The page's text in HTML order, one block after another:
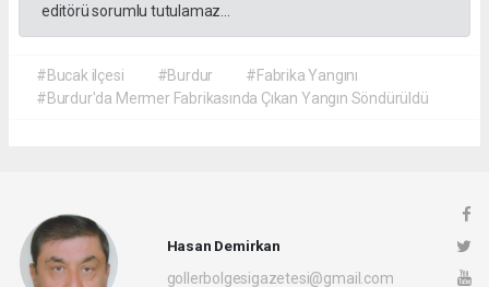
editörü sorumlu tutulamaz...
#Bucak ilçesi #Burdur
#Fabrika Yangını
#Burdur'da Mermer Fabrikasında Çıkan Yangın Söndürüldü
Hasan Demirkan
gollerbolgesigazetesi@gmail.com